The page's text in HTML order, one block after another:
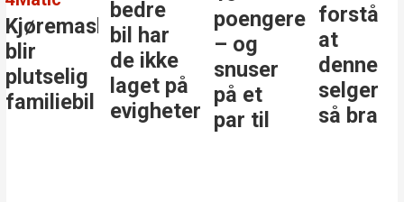
Kjøremaskinen
blir
plutselig
familiebil
bedre
bil har
de ikke
laget på
evigheter
poengere
– og
snuser
på et
par til
forstå
at
denne
selger
så bra